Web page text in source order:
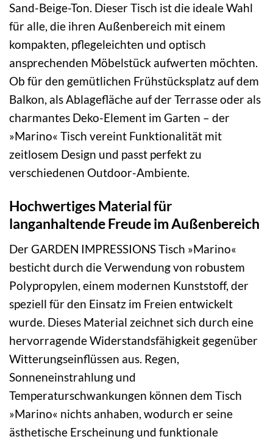
Sand-Beige-Ton. Dieser Tisch ist die ideale Wahl
für alle, die ihren Außenbereich mit einem
kompakten, pflegeleichten und optisch
ansprechenden Möbelstück aufwerten möchten.
Ob für den gemütlichen Frühstücksplatz auf dem
Balkon, als Ablagefläche auf der Terrasse oder als
charmantes Deko-Element im Garten – der
»Marino« Tisch vereint Funktionalität mit
zeitlosem Design und passt perfekt zu
verschiedenen Outdoor-Ambiente.
Hochwertiges Material für
langanhaltende Freude im Außenbereich
Der GARDEN IMPRESSIONS Tisch »Marino«
besticht durch die Verwendung von robustem
Polypropylen, einem modernen Kunststoff, der
speziell für den Einsatz im Freien entwickelt
wurde. Dieses Material zeichnet sich durch eine
hervorragende Widerstandsfähigkeit gegenüber
Witterungseinflüssen aus. Regen,
Sonneneinstrahlung und
Temperaturschwankungen können dem Tisch
»Marino« nichts anhaben, wodurch er seine
ästhetische Erscheinung und funktionale